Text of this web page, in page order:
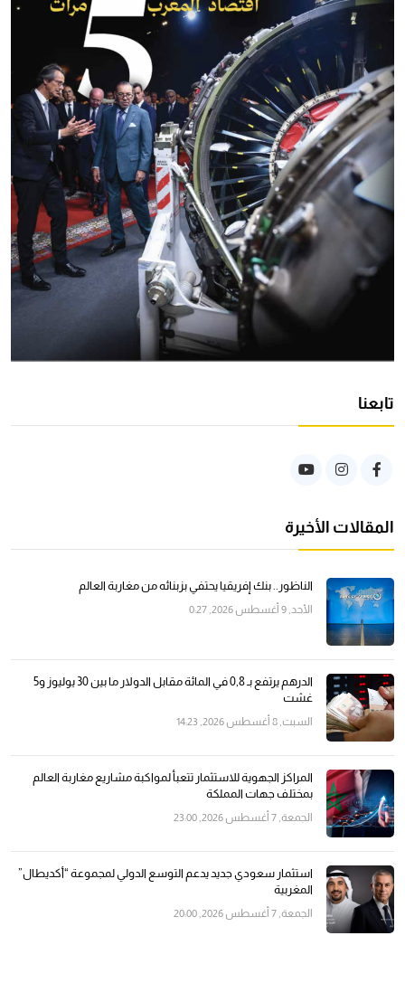
تابعنا
المقالات الأخيرة
الناظور.. بنك إفريقيا يحتفي بزبنائه من مغاربة العالم
الأحد, 9 أغسطس 2026, 0:27
الدرهم يرتفع بـ 0,8 في المائة مقابل الدولار ما بين 30 يوليوز و5
غشت
السبت, 8 أغسطس 2026, 14:23
المراكز الجهوية للاستثمار تتعبأ لمواكبة مشاريع مغاربة العالم
بمختلف جهات المملكة
الجمعة, 7 أغسطس 2026, 23:00
استثمار سعودي جديد يدعم التوسع الدولي لمجموعة “أكديطال”
المغربية
الجمعة, 7 أغسطس 2026, 20:00